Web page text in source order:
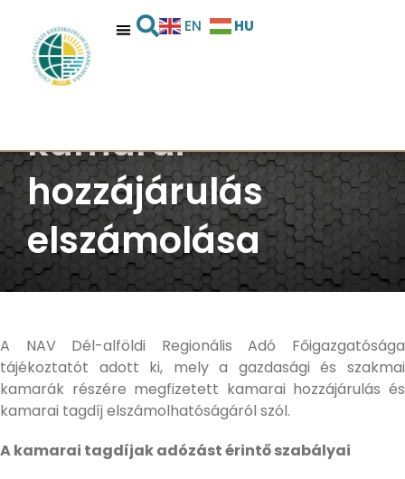
EN HU
NAV tájékoztató –
kamarai
hozzájárulás
elszámolása
A NAV Dél-alföldi Regionális Adó Főigazgatósága
tájékoztatót adott ki, mely a gazdasági és szakmai
kamarák részére megfizetett kamarai hozzájárulás és
kamarai tagdíj elszámolhatóságáról szól.
A kamarai tagdíjak adózást érintő szabályai